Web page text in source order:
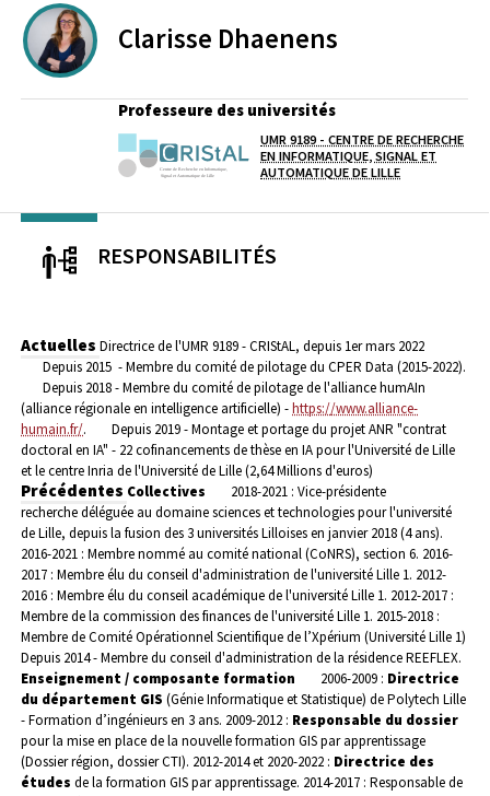
Clarisse Dhaenens
Professeure des universités
Laboratoire / équipe
UMR 9189 - CENTRE DE RECHERCHE
EN INFORMATIQUE, SIGNAL ET
AUTOMATIQUE DE LILLE
RESPONSABILITÉS
Actuelles Directrice de l'UMR 9189 - CRIStAL, depuis 1er mars 2022
Depuis 2015 - Membre du comité de pilotage du CPER Data (2015-2022).
Depuis 2018 - Membre du comité de pilotage de l'alliance humAIn
(alliance régionale en intelligence artificielle) -https://www.alliance-
humain.fr/.
Depuis 2019 - Montage et portage du projet ANR "contrat
doctoral en IA" - 22 cofinancements de thèse en IA pour l'Université de Lille
et le centre Inria de l'Université de Lille (2,64 Millions d'euros)
Précédentes Collectives
2018-2021 : Vice-présidente
recherche déléguée au domaine sciences et technologies pour l'université
de Lille, depuis la fusion des 3 universités Lilloises en janvier 2018 (4 ans).
2016-2021 : Membre nommé au comité national (CoNRS), section 6. 2016-
2017 : Membre élu du conseil d'administration de l'université Lille 1. 2012-
2016 : Membre élu du conseil académique de l'université Lille 1. 2012-2017 :
Membre de la commission des finances de l'université Lille 1. 2015-2018 :
Membre de Comité Opérationnel Scientifique de l’Xpérium (Université Lille 1)
Depuis 2014 - Membre du conseil d'administration de la résidence REEFLEX.
Enseignement / composante formation
2006-2009 : Directrice
du département GIS (Génie Informatique et Statistique) de Polytech Lille
- Formation d’ingénieurs en 3 ans. 2009-2012 : Responsable du dossier
pour la mise en place de la nouvelle formation GIS par apprentissage
(Dossier région, dossier CTI). 2012-2014 et 2020-2022 : Directrice des
études de la formation GIS par apprentissage. 2014-2017 : Responsable de